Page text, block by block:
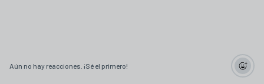
Aún no hay reacciones. ¡Sé el primero!